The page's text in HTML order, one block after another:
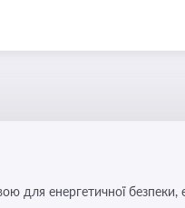
для енергетичної безпеки,